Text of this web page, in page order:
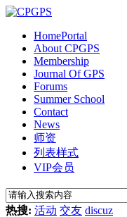
HomePortal
About CPGPS
Membership
Journal Of GPS
Forums
Summer School
Contact
News
师资
列表样式
VIP会员
热搜: 活动 交友 discuz